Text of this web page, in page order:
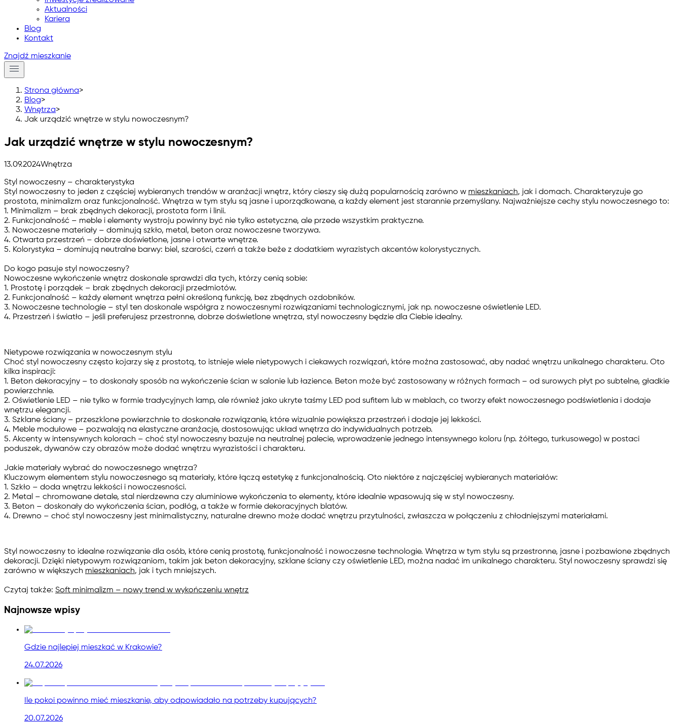
Aktualności
Kariera
Blog
Kontakt
Znajdź mieszkanie
Strona główna>
Blog>
Wnętrza>
Jak urządzić wnętrze w stylu nowoczesnym?
Jak urządzić wnętrze w stylu nowoczesnym?
13.09.2024Wnętrza
Styl nowoczesny – charakterystyka
Styl nowoczesny to jeden z częściej wybieranych trendów w aranżacji wnętrz, który cieszy się dużą popularnością zarówno w mieszkaniach, jak i domach. Charakteryzuje go
prostota, minimalizm oraz funkcjonalność. Wnętrza w tym stylu są jasne i uporządkowane, a każdy element jest starannie przemyślany. Najważniejsze cechy stylu nowoczesnego to:
1. Minimalizm – brak zbędnych dekoracji, prostota form i linii.
2. Funkcjonalność – meble i elementy wystroju powinny być nie tylko estetyczne, ale przede wszystkim praktyczne.
3. Nowoczesne materiały – dominują szkło, metal, beton oraz nowoczesne tworzywa.
4. Otwarta przestrzeń – dobrze doświetlone, jasne i otwarte wnętrze.
5. Kolorystyka – dominują neutralne barwy: biel, szarości, czerń a także beże z dodatkiem wyrazistych akcentów kolorystycznych.
Do kogo pasuje styl nowoczesny?
Nowoczesne wykończenie wnętrz doskonale sprawdzi dla tych, którzy cenią sobie:
1. Prostotę i porządek – brak zbędnych dekoracji przedmiotów.
2. Funkcjonalność – każdy element wnętrza pełni określoną funkcję, bez zbędnych ozdobników.
3. Nowoczesne technologie – styl ten doskonale współgra z nowoczesnymi rozwiązaniami technologicznymi, jak np. nowoczesne oświetlenie LED.
4. Przestrzeń i światło – jeśli preferujesz przestronne, dobrze doświetlone wnętrza, styl nowoczesny będzie dla Ciebie idealny.
Nietypowe rozwiązania w nowoczesnym stylu
Choć styl nowoczesny często kojarzy się z prostotą, to istnieje wiele nietypowych i ciekawych rozwiązań, które można zastosować, aby nadać wnętrzu unikalnego charakteru. Oto
kilka inspiracji:
1. Beton dekoracyjny – to doskonały sposób na wykończenie ścian w salonie lub łazience. Beton może być zastosowany w różnych formach – od surowych płyt po subtelne, gładkie
powierzchnie.
2. Oświetlenie LED – nie tylko w formie tradycyjnych lamp, ale również jako ukryte taśmy LED pod sufitem lub w meblach, co tworzy efekt nowoczesnego podświetlenia i dodaje
wnętrzu elegancji.
3. Szklane ściany – przeszklone powierzchnie to doskonałe rozwiązanie, które wizualnie powiększa przestrzeń i dodaje jej lekkości.
4. Meble modułowe – pozwalają na elastyczne aranżacje, dostosowując układ wnętrza do indywidualnych potrzeb.
5. Akcenty w intensywnych kolorach – choć styl nowoczesny bazuje na neutralnej palecie, wprowadzenie jednego intensywnego koloru (np. żółtego, turkusowego) w postaci
poduszek, dywanów czy obrazów może dodać wnętrzu wyrazistości i charakteru.
Jakie materiały wybrać do nowoczesnego wnętrza?
Kluczowym elementem stylu nowoczesnego są materiały, które łączą estetykę z funkcjonalnością. Oto niektóre z najczęściej wybieranych materiałów:
1. Szkło – doda wnętrzu lekkości i nowoczesności.
2. Metal – chromowane detale, stal nierdzewna czy aluminiowe wykończenia to elementy, które idealnie wpasowują się w styl nowoczesny.
3. Beton – doskonały do wykończenia ścian, podłóg, a także w formie dekoracyjnych blatów.
4. Drewno – choć styl nowoczesny jest minimalistyczny, naturalne drewno może dodać wnętrzu przytulności, zwłaszcza w połączeniu z chłodniejszymi materiałami.
Styl nowoczesny to idealne rozwiązanie dla osób, które cenią prostotę, funkcjonalność i nowoczesne technologie. Wnętrza w tym stylu są przestronne, jasne i pozbawione zbędnych
dekoracji. Dzięki nietypowym rozwiązaniom, takim jak beton dekoracyjny, szklane ściany czy oświetlenie LED, można nadać im unikalnego charakteru. Styl nowoczesny sprawdzi się
zarówno w większych mieszkaniach, jak i tych mniejszych.
Czytaj także: Soft minimalizm – nowy trend w wykończeniu wnętrz
Najnowsze wpisy
Gdzie najlepiej mieszkać w Krakowie?
24.07.2026
Ile pokoi powinno mieć mieszkanie, aby odpowiadało na potrzeby kupujących?
20.07.2026